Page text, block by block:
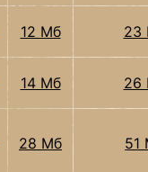
12 Мб 23
14 Мб 26
28 Мб 51